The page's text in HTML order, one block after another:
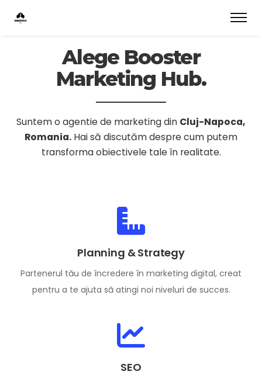
Alege Booster
Marketing Hub.
Suntem o agentie de marketing din Cluj-Napoca,
Romania. Hai să discutăm despre cum putem
transforma obiectivele tale în realitate.
Planning & Strategy
Partenerul tău de încredere în marketing digital, creat
pentru a te ajuta să atingi noi niveluri de succes.
SEO